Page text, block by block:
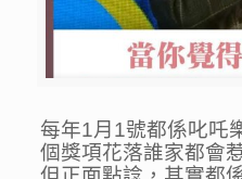
每年1月1號都係叱吒
個獎項花落誰家都會